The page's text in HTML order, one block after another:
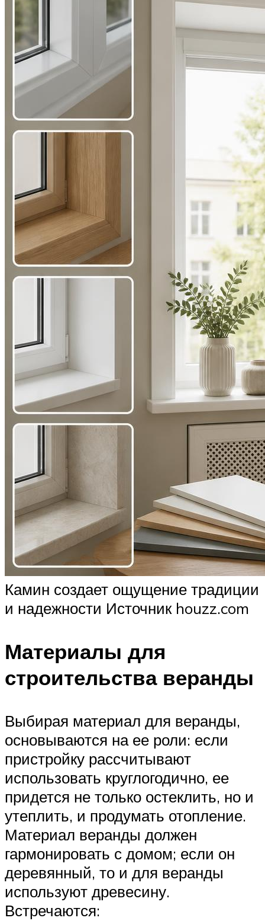
Камин создает ощущение традиции
и надежности Источник houzz.com
Материалы для
строительства веранды
Выбирая материал для веранды,
основываются на ее роли: если
пристройку рассчитывают
использовать круглогодично, ее
придется не только остеклить, но и
утеплить, и продумать отопление.
Материал веранды должен
гармонировать с домом; если он
деревянный, то и для веранды
используют древесину.
Встречаются: